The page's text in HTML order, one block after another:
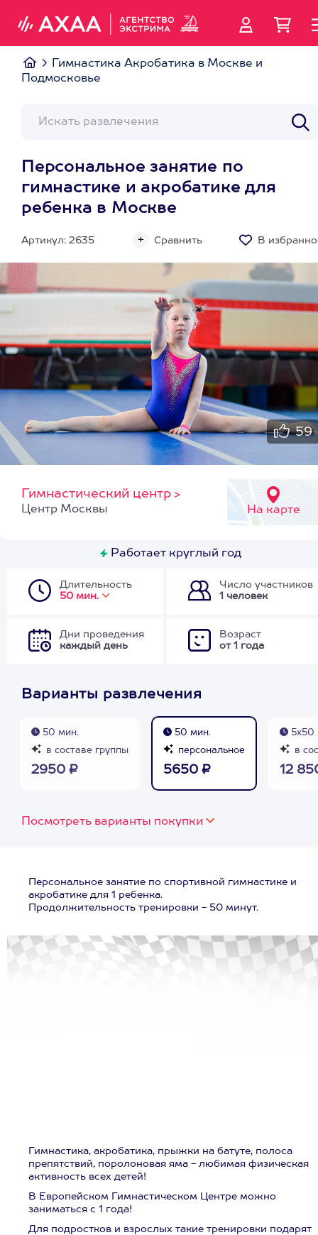
Гимнастика Акробатика в Москве и
Подмосковье
Персональное занятие по
гимнастике и акробатике для
ребенка в Москве
Артикул: 2635 Сравнить В
59
Гимнастический центр >
На карте
Центр Москвы
Работает круглый год
Длительность
50 мин.
Число участников
1 человек
Дни проведения
каждый день
Возраст
от 1 года
Варианты развлечения
50 мин.
в составе группы
2950 ₽
50 мин.
персональное
5650 ₽
5х50
в
12
Посмотреть варианты покупки
Персональное занятие по спортивной гимнастике и
акробатике для 1 ребенка.
Продолжительность тренировки - 50 минут.
Гимнастика, акробатика, прыжки на батуте, полоса
препятствий, поролоновая яма - любимая физическая
активность всех детей!
В Европейском Гимнастическом Центре можно
заниматься с 1 года!
Для подростков и взрослых такие тренировки подарят